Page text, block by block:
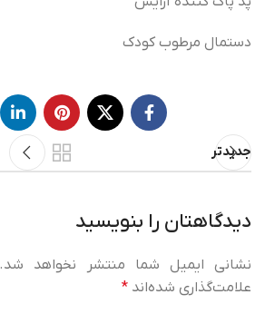
دستمال مرطوب کودک
جدیدتر
دیدگاهتان را بنویسید
نشانی ایمیل شما منتشر نخواهد شد.
علامت‌گذاری شده‌اند *